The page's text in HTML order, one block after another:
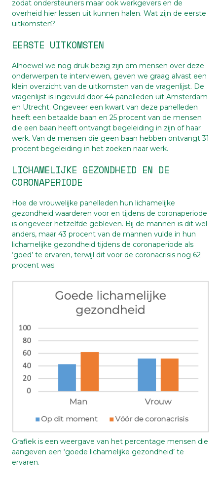
zodat ondersteuners maar ook werkgevers en de
overheid hier lessen uit kunnen halen. Wat zijn de eerste
uitkomsten?
EERSTE UITKOMSTEN
Alhoewel we nog druk bezig zijn om mensen over deze
onderwerpen te interviewen, geven we graag alvast een
klein overzicht van de uitkomsten van de vragenlijst. De
vragenlijst is ingevuld door 44 panelleden uit Amsterdam
en Utrecht. Ongeveer een kwart van deze panelleden
heeft een betaalde baan en 25 procent van de mensen
die een baan heeft ontvangt begeleiding in zijn of haar
werk. Van de mensen die geen baan hebben ontvangt 31
procent begeleiding in het zoeken naar werk.
LICHAMELIJKE GEZONDHEID EN DE
CORONAPERIODE
Hoe de vrouwelijke panelleden hun lichamelijke
gezondheid waarderen voor en tijdens de coronaperiode
is ongeveer hetzelfde gebleven. Bij de mannen is dit wel
anders, maar 43 procent van de mannen vulde in hun
lichamelijke gezondheid tijdens de coronaperiode als
‘goed’ te ervaren, terwijl dit voor de coronacrisis nog 62
procent was.
Grafiek is een weergave van het percentage mensen die
aangeven een ‘goede lichamelijke gezondheid’ te
ervaren.